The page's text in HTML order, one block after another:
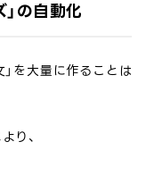
の自動化
を大量に作ることは
り、